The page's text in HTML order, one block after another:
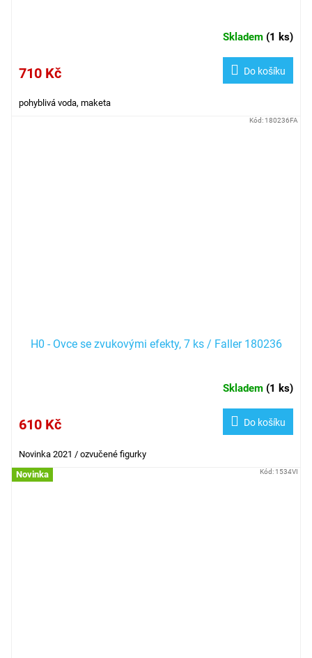
Skladem (1 ks)
710 Kč Do košíku
pohyblivá voda, maketa
H0 - Ovce se zvukovými efekty, 7 ks / Faller 180236
Skladem (1 ks)
610 Kč Do košíku
Novinka 2021 / ozvučené figurky
Kód: 180236FA
Novinka Kód: 1534VI